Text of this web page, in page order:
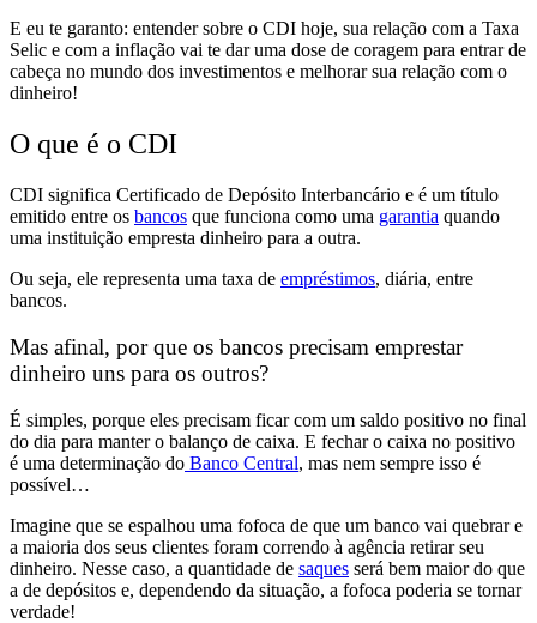
E eu te garanto: entender sobre o CDI hoje, sua relação com a Taxa
Selic e com a inflação vai te dar uma dose de coragem para entrar de
cabeça no mundo dos investimentos e melhorar sua relação com o
dinheiro!
O que é o CDI
CDI significa Certificado de Depósito Interbancário e é um título
emitido entre os bancos que funciona como uma garantia quando
uma instituição empresta dinheiro para a outra.
Ou seja, ele representa uma taxa de empréstimos, diária, entre
bancos.
Mas afinal, por que os bancos precisam emprestar
dinheiro uns para os outros?
É simples, porque eles precisam ficar com um saldo positivo no final
do dia para manter o balanço de caixa. E fechar o caixa no positivo
é uma determinação do Banco Central, mas nem sempre isso é
possível…
Imagine que se espalhou uma fofoca de que um banco vai quebrar e
a maioria dos seus clientes foram correndo à agência retirar seu
dinheiro. Nesse caso, a quantidade de saques será bem maior do que
a de depósitos e, dependendo da situação, a fofoca poderia se tornar
verdade!